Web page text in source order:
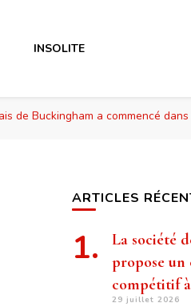
INSOLITE
de Buckingham a commencé
ARTICLES
La société
propose un
compétitif
29 juillet 2026